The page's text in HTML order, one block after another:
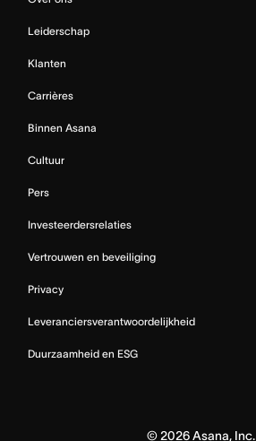
Leiderschap
Klanten
Carrières
Binnen Asana
Cultuur
Pers
Investeerdersrelaties
Vertrouwen en beveiliging
Privacy
Leveranciersverantwoordelijkheid
Duurzaamheid en ESG
© 2026Asana, Inc.